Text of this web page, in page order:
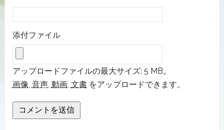
添付ファイル
アップロードファイルの最大サイズ: 5 MB。
画像, 音声, 動画, 文書をアップロードできます。